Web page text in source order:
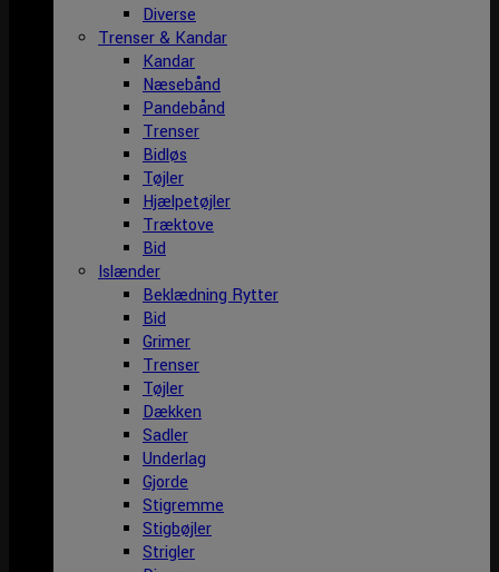
Diverse
Trenser & Kandar
Kandar
Næsebånd
Pandebånd
Trenser
Bidløs
Tøjler
Hjælpetøjler
Træktove
Bid
Islænder
Beklædning Rytter
Bid
Grimer
Trenser
Tøjler
Dækken
Sadler
Underlag
Gjorde
Stigremme
Stigbøjler
Strigler